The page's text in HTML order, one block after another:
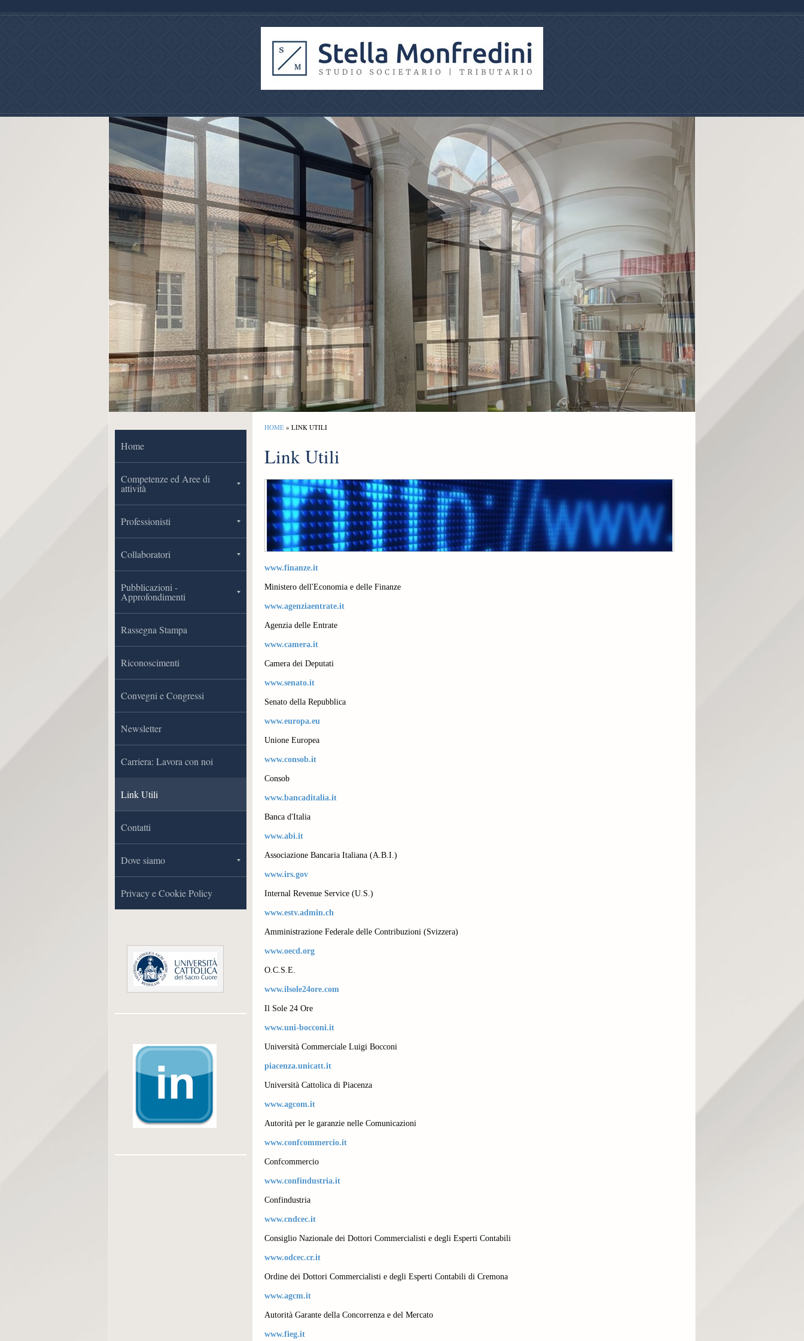
HOME » LINK UTILI
Link Utili
www.finanze.it
Ministero dell'Economia e delle Finanze
www.agenziaentrate.it
Agenzia delle Entrate
www.camera.it
Camera dei Deputati
www.senato.it
Senato della Repubblica
www.europa.eu
Unione Europea
www.consob.it
Consob
www.bancaditalia.it
Banca d'Italia
www.abi.it
Associazione Bancaria Italiana (A.B.I.)
www.irs.gov
Internal Revenue Service (U.S.)
www.estv.admin.ch
Amministrazione Federale delle Contribuzioni (Svizzera)
www.oecd.org
O.C.S.E.
www.ilsole24ore.com
Il Sole 24 Ore
www.uni-bocconi.it
Università Commerciale Luigi Bocconi
piacenza.unicatt.it
Università Cattolica di Piacenza
www.agcom.it
Autorità per le garanzie nelle Comunicazioni
www.confcommercio.it
Confcommercio
www.confindustria.it
Confindustria
www.cndcec.it
Consiglio Nazionale dei Dottori Commercialisti e degli Esperti Contabili
www.odcec.cr.it
Ordine dei Dottori Commercialisti e degli Esperti Contabili di Cremona
www.agcm.it
Autorità Garante della Concorrenza e del Mercato
www.fieg.it
Home
Competenze ed Aree di
attività
Professionisti
Collaboratori
Pubblicazioni -
Approfondimenti
Rassegna Stampa
Riconoscimenti
Convegni e Congressi
Newsletter
Carriera: Lavora con noi
Link Utili
Contatti
Dove siamo
Privacy e Cookie Policy